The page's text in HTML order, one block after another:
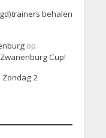
behalen
op
Cup!
Zondag 2